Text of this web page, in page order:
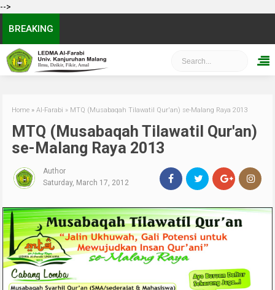
-->
BREAKING
Home »Al-Farabi » MTQ (Musabaqah Tilawatil Qur'an) se-Malang Raya 2013
MTQ (Musabaqah Tilawatil Qur'an)
se-Malang Raya 2013
Author
Saturday, March 17, 2012